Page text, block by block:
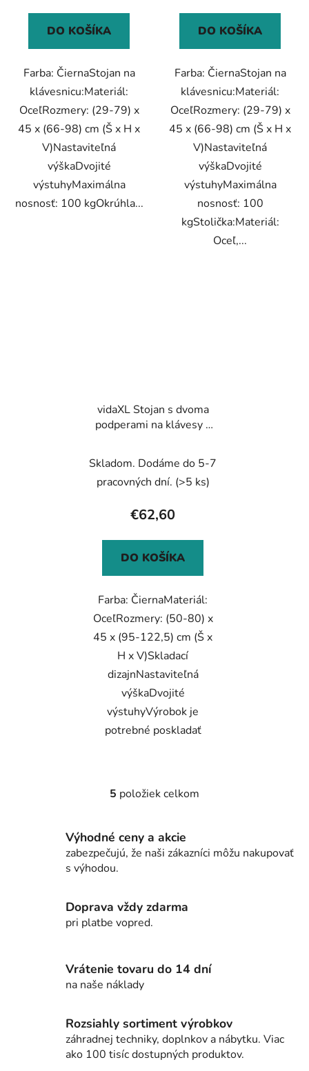
DO KOŠÍKA
Farba: ČiernaStojan na
klávesnicu:Materiál:
OceľRozmery: (29-79) x
45 x (66-98) cm (Š x H x
V)Nastaviteľná
výškaDvojité
výstuhyMaximálna
nosnosť: 100 kgOkrúhla...
DO KOŠÍKA
Farba: ČiernaStojan na
klávesnicu:Materiál:
OceľRozmery: (29-79) x
45 x (66-98) cm (Š x H x
V)Nastaviteľná
výškaDvojité
výstuhyMaximálna
nosnosť: 100
kgStolička:Materiál:
Oceľ,...
vidaXL Stojan s dvoma
podperami na klávesy v
Skladom. Dodáme do 5-7
pracovných dní. (>5 ks)
€62,60
DO KOŠÍKA
Farba: ČiernaMateriál:
OceľRozmery: (50-80) x
45 x (95-122,5) cm (Š x
H x V)Skladací
dizajnNastaviteľná
výškaDvojité
výstuhyVýrobok je
potrebné poskladať
O
á
d
i
v
ý
p
i
5 položiek celkom
Výhodné ceny a akcie
zabezpečujú, že naši zákazníci môžu nakupovať
s výhodou.
Doprava vždy zdarma
pri platbe vopred.
Vrátenie tovaru do 14 dní
na naše náklady
Rozsiahly sortiment výrobkov
záhradnej techniky, doplnkov a nábytku. Viac
ako 100 tisíc dostupných produktov.